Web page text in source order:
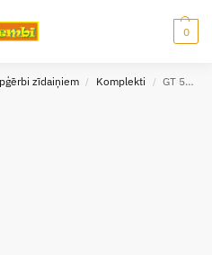
0
zīdaiņiem / Komplekti / GT 5199 T-krekls un šorti komplekts, Team (74-110 izm.)